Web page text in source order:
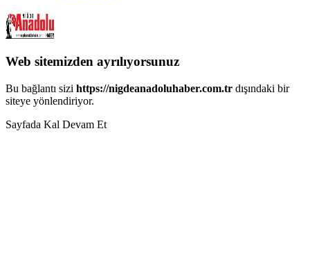
Web sitemizden ayrılıyorsunuz
Bu bağlantı sizi https://nigdeanadoluhaber.com.tr dışındaki bir
siteye yönlendiriyor.
Sayfada Kal Devam Et